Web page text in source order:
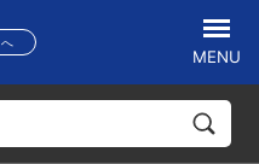
MENU